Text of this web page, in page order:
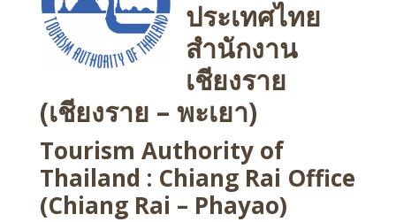
ประเทศไทย
สำนักงาน
เชียงราย
(เชียงราย – พะเยา)
Tourism Authority of
Thailand : Chiang Rai Office
(Chiang Rai – Phayao)